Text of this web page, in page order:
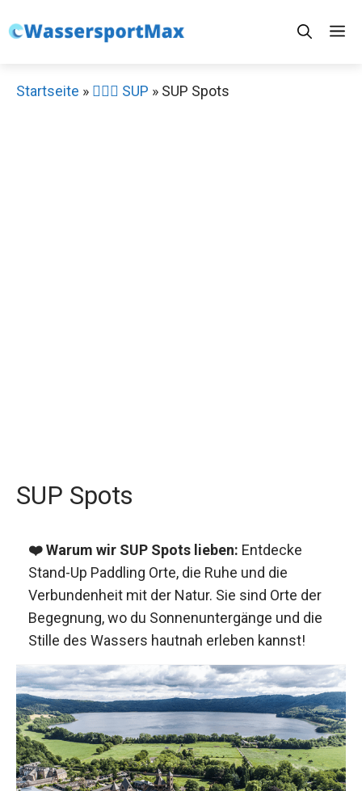
Inhalt
Startseite » 🏄‍♀️🛶 SUP » SUP Spots
SUP Spots
❤️ Warum wir SUP Spots lieben: Entdecke
Stand-Up Paddling Orte, die Ruhe und die
Verbundenheit mit der Natur. Sie sind Orte der
Begegnung, wo du Sonnenuntergänge und die
Stille des Wassers hautnah erleben kannst!